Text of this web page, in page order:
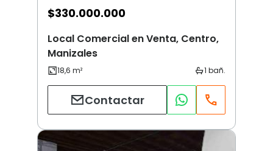
$330.000.000
Local Comercial en Venta, Centro,
Manizales
Contactar